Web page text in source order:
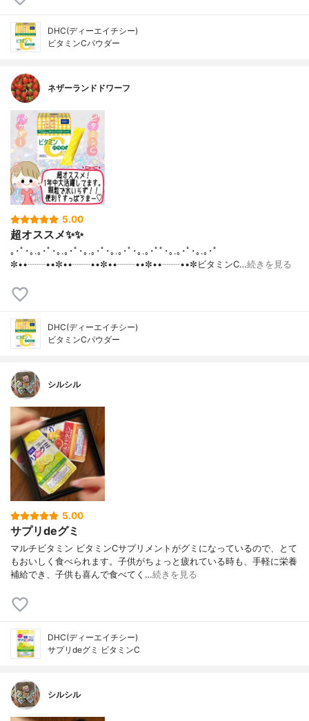
DHC(ディーエイチシー)
ビタミンCパウダー
ネザーランドドワーフ
5.00
超オススメ✨✨
｡･ﾟ･｡.｡･ﾟ･｡.｡･ﾟ･｡.｡･ﾟ･｡.｡･ﾟ･｡.｡･ﾟﾟ･｡.｡･ﾟ･｡.｡･ﾟ
✼••┈┈••✼••┈┈••✼••┈┈••✼••┈┈••✼ビタミンC…続きを見る
DHC(ディーエイチシー)
ビタミンCパウダー
シルシル
5.00
サプリdeグミ
マルチビタミン ビタミンCサプリメントがグミになっているので、とて
もおいしく食べられます。子供がちょっと疲れている時も、手軽に栄養
補給でき、子供も喜んで食べてく…続きを見る
DHC(ディーエイチシー)
サプリdeグミ ビタミンC
シルシル